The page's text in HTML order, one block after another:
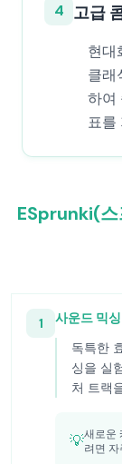
4 고급
현대
클래
하여
표를
ESprunki(
1
사운드 믹싱
독특한
싱을 실
처 트랙
💡새로운
려면